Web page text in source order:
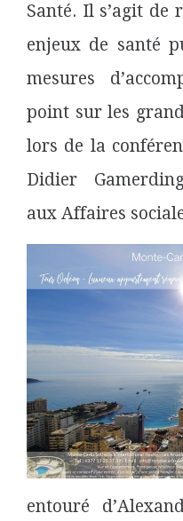
Santé. Il s’agit de
enjeux de santé
mesures
point sur les
lors de la
Didier
aux Affaires
entouré